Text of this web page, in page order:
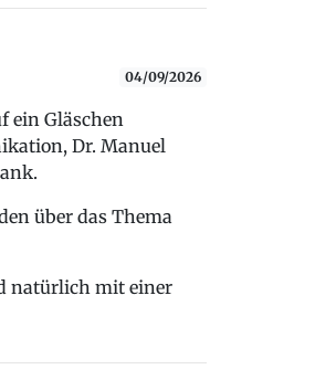
04/09/2026
ein Gläschen
Dr. Manuel
über das Thema
natürlich mit einer